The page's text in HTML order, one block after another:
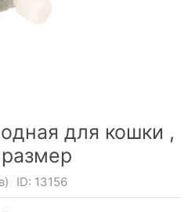
для кошки ,
ID: 13156